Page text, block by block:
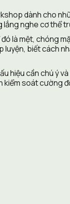
dành cho
nghe cơ thể
là mệt, chóng
biết cách
hiệu cần chú ý
soát cường